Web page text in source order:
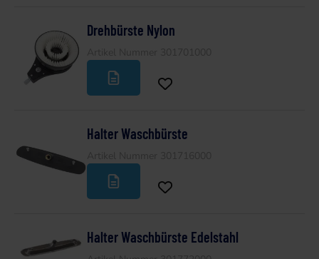
Drehbürste Nylon
Halter Waschbürste
Halter Waschbürste Edelstahl